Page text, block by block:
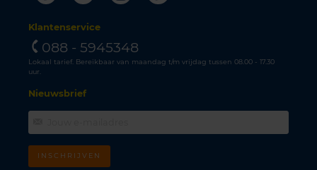
Klantenservice
088 - 5945348
Lokaal tarief. Bereikbaar van maandag t/m vrijdag tussen 08.00 - 17.30
uur.
Nieuwsbrief
INSCHRIJVEN